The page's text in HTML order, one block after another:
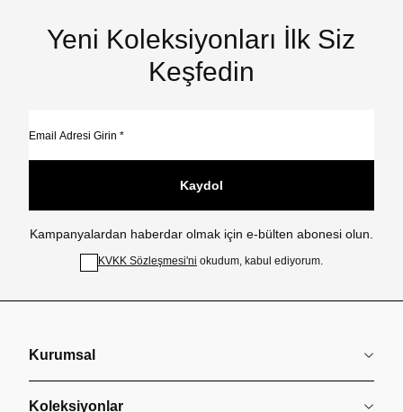
Yeni Koleksiyonları İlk Siz
Keşfedin
Kaydol
Kampanyalardan haberdar olmak için e-bülten abonesi olun.
KVKK Sözleşmesi'ni okudum, kabul ediyorum.
Kurumsal
Koleksiyonlar